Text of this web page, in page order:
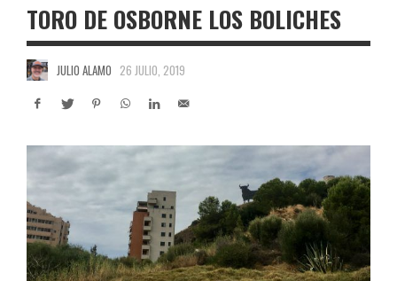
TORO DE OSBORNE LOS BOLICHES
JULIO ALAMO 26 JULIO, 2019